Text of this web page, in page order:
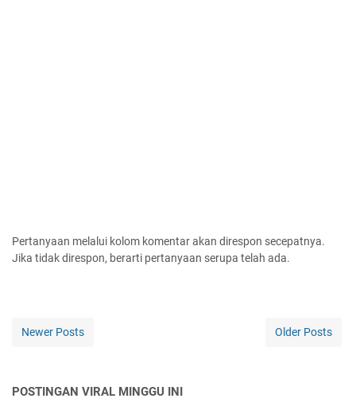
Pertanyaan melalui kolom komentar akan direspon secepatnya.
Jika tidak direspon, berarti pertanyaan serupa telah ada.
Newer Posts Older Posts
POSTINGAN VIRAL MINGGU INI